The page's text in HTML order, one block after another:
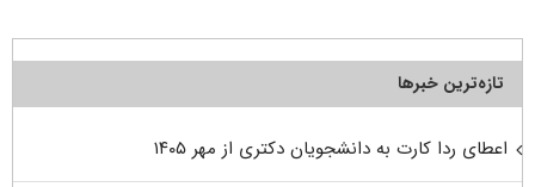
تازه‌ترین خبرها
اعطای ردا کارت به دانشجویان دکتری از مهر ۱۴۰۵